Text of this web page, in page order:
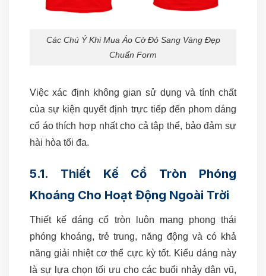
Các Chú Ý Khi Mua Áo Cờ Đỏ Sang Vàng Đẹp
Chuẩn Form
Việc xác định không gian sử dụng và tính chất
của sự kiện quyết định trực tiếp đến phom dáng
cổ áo thích hợp nhất cho cả tập thể, bảo đảm sự
hài hòa tối đa.
5.1. Thiết Kế Cổ Tròn Phóng
Khoáng Cho Hoạt Động Ngoài Trời
Thiết kế dáng cổ tròn luôn mang phong thái
phóng khoáng, trẻ trung, năng động và có khả
năng giải nhiệt cơ thể cực kỳ tốt. Kiểu dáng này
là sự lựa chọn tối ưu cho các buổi nhảy dân vũ,